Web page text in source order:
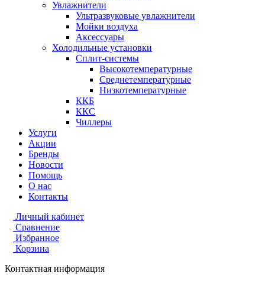
Увлажнители
Ультразвуковые увлажнители
Мойки воздуха
Аксессуары
Холодильные установки
Сплит-системы
Высокотемпературные
Среднетемпературные
Низкотемпературные
ККБ
ККС
Чиллеры
Услуги
Акции
Бренды
Новости
Помощь
О нас
Контакты
Личный кабинет
Сравнение
Избранное
Корзина
Контактная информация